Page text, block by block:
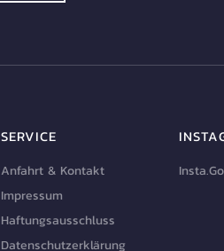
SERVICE
Anfahrt & Kontakt
Impressum
Haftungsausschluss
Datenschutzerklärung